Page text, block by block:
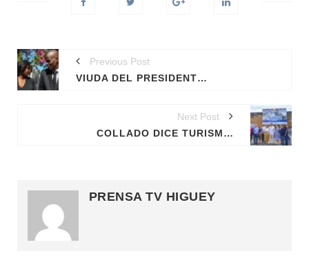
Previous Post
VIUDA DEL PRESIDENTE MOÏSE QUIERE QUE TRUMP DESTAPE LOS DOCUMENTOS DEL ASESINATO
Next Post
COLLADO DICE TURISMO INVIERTE MÁS DE 400 MILLONES DE PESOS EN OBRAS EMBLEMÁTICAS EN CIUDAD COLONIAL
PRENSA TV HIGUEY